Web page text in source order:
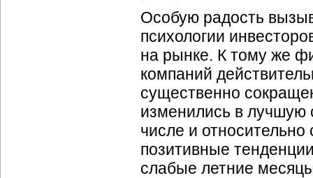
Особую радость
психологии
на рынке. К тому же
компаний
существенно
изменились в лучшую
числе и
позитивные
слабые летние